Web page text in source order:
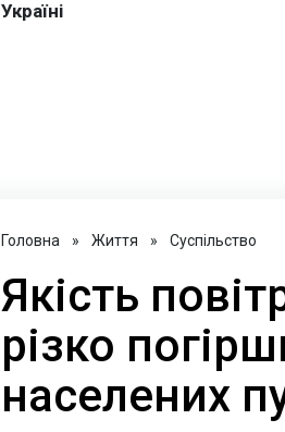
Головна » Життя » Суспільство
Якість
різко
населених